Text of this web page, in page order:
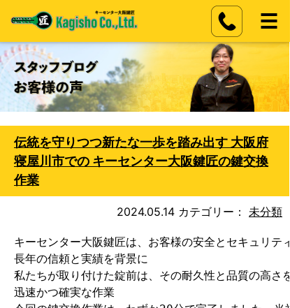
伝統を守りつつ新たな一歩を踏み出す 大阪府
寝屋川市での キーセンター大阪鍵匠の鍵交換
作業
2024.05.14 カテゴリー： 未分類
キーセンター大阪鍵匠は、お客様の安全とセキュリ
長年の信頼と実績を背景に
私たちが取り付けた錠前は、その耐久性と品質の高
迅速かつ確実な作業